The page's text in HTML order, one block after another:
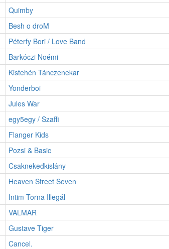
Quimby
Besh o droM
Péterfy Bori / Love Band
Barkóczi Noémi
Kistehén Tánczenekar
Yonderboi
Jules War
egy5egy / Szaffi
Flanger Kids
Pozsi & Basic
Csaknekedkislány
Heaven Street Seven
Intim Torna Illegál
VALMAR
Gustave Tiger
Cancel.